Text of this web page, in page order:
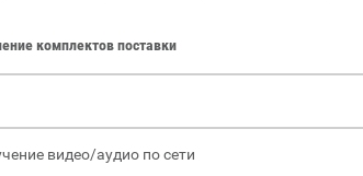
комплектов поставки
видео/аудио по сети